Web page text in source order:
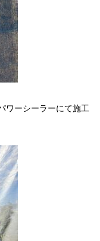
ワーシーラーにて施工